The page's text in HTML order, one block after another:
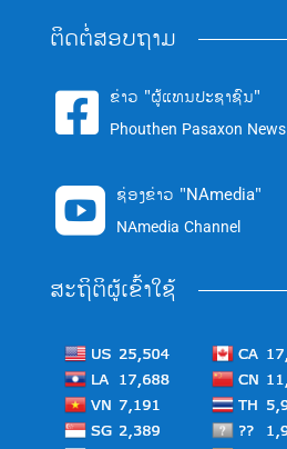
ຕິດຕໍ່ສອບຖາມ
 ຂ່າວ "ຜູ້ແທນປະຊາຊົນ"
Phouthen Pasaxon News
 ຊ່ອງຂ່າວ "NAmedia"
NAmedia Channel
ສະຖິຕິຜູ້ເຂົ້າໃຊ້